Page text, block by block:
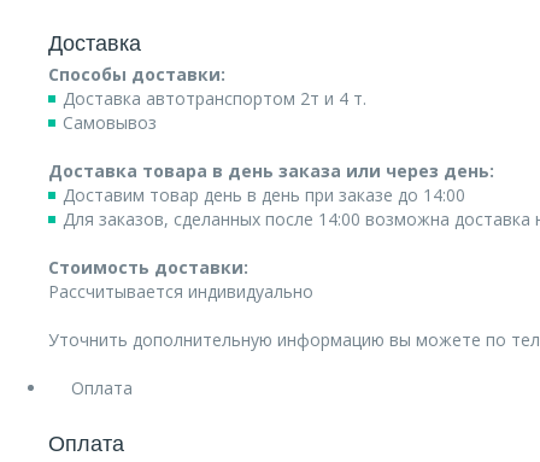
Доставка
Способы доставки:
Доставка автотранспортом 2т и 4 т.
Самовывоз
Доставка товара в день заказа или через день:
Доставим товар день в день при заказе до 14:00
Для заказов, сделанных после 14:00 возможна
Стоимость доставки:
Рассчитывается индивидуально
Уточнить дополнительную информацию вы можете по
Оплата
Оплата